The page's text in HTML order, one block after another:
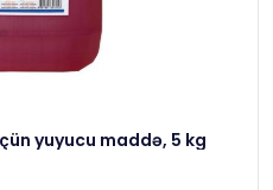
yuyucu maddə, 5 kg